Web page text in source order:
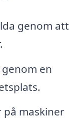
genom att
en
på maskiner